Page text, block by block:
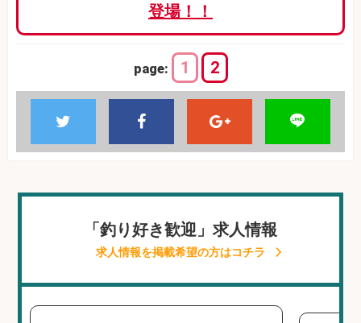
登場！！
page: 1 2
「釣り好き歓迎」求人情報
求人情報を掲載希望の方はコチラ